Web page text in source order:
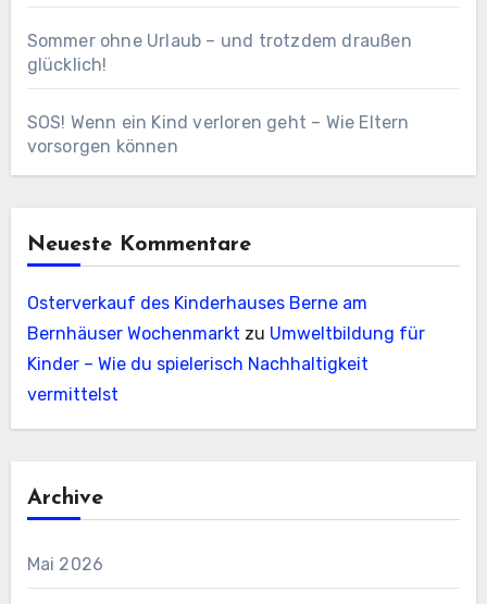
Sommer ohne Urlaub – und trotzdem draußen
glücklich!
SOS! Wenn ein Kind verloren geht – Wie Eltern
vorsorgen können
Neueste Kommentare
Osterverkauf des Kinderhauses Berne am
Bernhäuser Wochenmarkt zu Umweltbildung für
Kinder – Wie du spielerisch Nachhaltigkeit
vermittelst
Archive
Mai 2026